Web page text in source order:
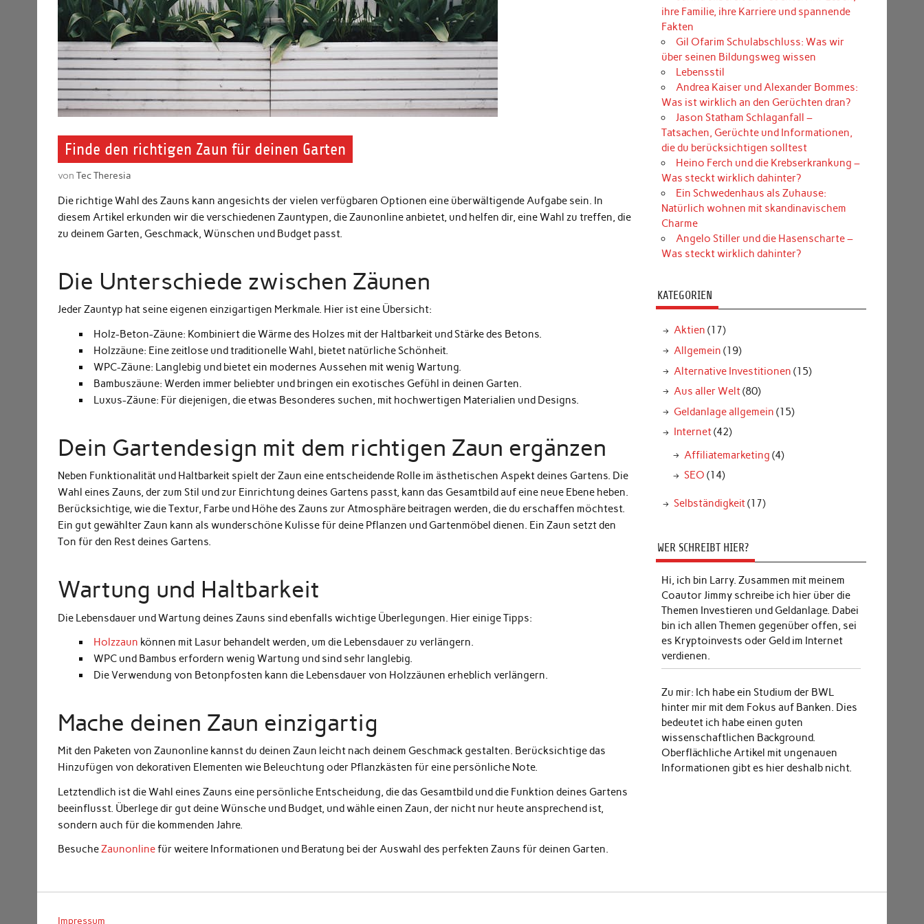
Finde den richtigen Zaun für deinen Garten
vonTec Theresia
Die richtige Wahl des Zauns kann angesichts der vielen verfügbaren Optionen eine überwältigende Aufgabe sein. In
diesem Artikel erkunden wir die verschiedenen Zauntypen, die Zaunonline anbietet, und helfen dir, eine Wahl zu treffen, die
zu deinem Garten, Geschmack, Wünschen und Budget passt.
Die Unterschiede zwischen Zäunen
Jeder Zauntyp hat seine eigenen einzigartigen Merkmale. Hier ist eine Übersicht:
Holz-Beton-Zäune: Kombiniert die Wärme des Holzes mit der Haltbarkeit und Stärke des Betons.
Holzzäune: Eine zeitlose und traditionelle Wahl, bietet natürliche Schönheit.
WPC-Zäune: Langlebig und bietet ein modernes Aussehen mit wenig Wartung.
Bambuszäune: Werden immer beliebter und bringen ein exotisches Gefühl in deinen Garten.
Luxus-Zäune: Für diejenigen, die etwas Besonderes suchen, mit hochwertigen Materialien und Designs.
Dein Gartendesign mit dem richtigen Zaun ergänzen
Neben Funktionalität und Haltbarkeit spielt der Zaun eine entscheidende Rolle im ästhetischen Aspekt deines Gartens. Die
Wahl eines Zauns, der zum Stil und zur Einrichtung deines Gartens passt, kann das Gesamtbild auf eine neue Ebene heben.
Berücksichtige, wie die Textur, Farbe und Höhe des Zauns zur Atmosphäre beitragen werden, die du erschaffen möchtest.
Ein gut gewählter Zaun kann als wunderschöne Kulisse für deine Pflanzen und Gartenmöbel dienen. Ein Zaun setzt den
Ton für den Rest deines Gartens.
Wartung und Haltbarkeit
Die Lebensdauer und Wartung deines Zauns sind ebenfalls wichtige Überlegungen. Hier einige Tipps:
Holzzaun können mit Lasur behandelt werden, um die Lebensdauer zu verlängern.
WPC und Bambus erfordern wenig Wartung und sind sehr langlebig.
Die Verwendung von Betonpfosten kann die Lebensdauer von Holzzäunen erheblich verlängern.
Mache deinen Zaun einzigartig
Mit den Paketen von Zaunonline kannst du deinen Zaun leicht nach deinem Geschmack gestalten. Berücksichtige das
Hinzufügen von dekorativen Elementen wie Beleuchtung oder Pflanzkästen für eine persönliche Note.
Letztendlich ist die Wahl eines Zauns eine persönliche Entscheidung, die das Gesamtbild und die Funktion deines Gartens
beeinflusst. Überlege dir gut deine Wünsche und Budget, und wähle einen Zaun, der nicht nur heute ansprechend ist,
sondern auch für die kommenden Jahre.
BesucheZaunonlinefür weitere Informationen und Beratung bei der Auswahl des perfekten Zauns für deinen Garten.
ihre Familie, ihre Karriere und spannende
Fakten
Gil Ofarim Schulabschluss: Was wir
über seinen Bildungsweg wissen
Lebensstil
Andrea Kaiser und Alexander Bommes:
Was ist wirklich an den Gerüchten dran?
Jason Statham Schlaganfall –
Tatsachen, Gerüchte und Informationen,
die du berücksichtigen solltest
Heino Ferch und die Krebserkrankung –
Was steckt wirklich dahinter?
Ein Schwedenhaus als Zuhause:
Natürlich wohnen mit skandinavischem
Charme
Angelo Stiller und die Hasenscharte –
Was steckt wirklich dahinter?
KATEGORIEN
Aktien (17)
Allgemein (19)
Alternative Investitionen (15)
Aus aller Welt(80)
Geldanlage allgemein (15)
Internet(42)
Affiliatemarketing (4)
SEO (14)
Selbständigkeit(17)
WER SCHREIBT HIER?
Hi, ich bin Larry. Zusammen mit meinem
Coautor Jimmy schreibe ich hier über die
Themen Investieren und Geldanlage. Dabei
bin ich allen Themen gegenüber offen, sei
es Kryptoinvests oder Geld im Internet
verdienen.
Zu mir: Ich habe ein Studium der BWL
hinter mir mit dem Fokus auf Banken. Dies
bedeutet ich habe einen guten
wissenschaftlichen Background.
Oberflächliche Artikel mit ungenauen
Informationen gibt es hier deshalb nicht.
Impressum